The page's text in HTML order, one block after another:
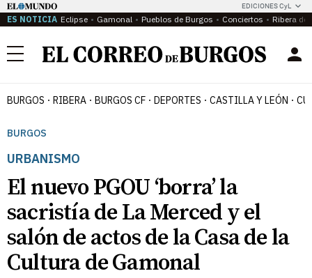
EDICIONES CyL
ES NOTICIA Eclipse Gamonal Pueblos de Burgos Conciertos Ribera del
Menú
BURGOS RIBERA BURGOS CF DEPORTES CASTILLA Y LEÓN
BURGOS
URBANISMO
El nuevo PGOU ‘borra’ la
sacristía de La Merced y el
salón de actos de la Casa de la
Cultura de Gamonal